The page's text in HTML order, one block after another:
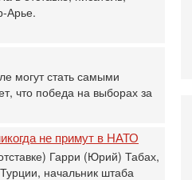
Арье.
могут стать самыми
что победа на выборах за
не примут в НАТО
Гарри (Юрий) Табах,
начальник штаба